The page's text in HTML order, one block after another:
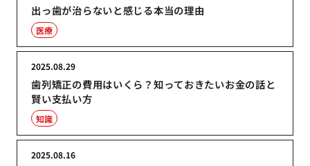
出っ歯が治らないと感じる本当の理由
医療
歯列矯正の費用はいくら？知っておきたいお金の話と
賢い支払い方
2025.08.29
知識
2025.08.16